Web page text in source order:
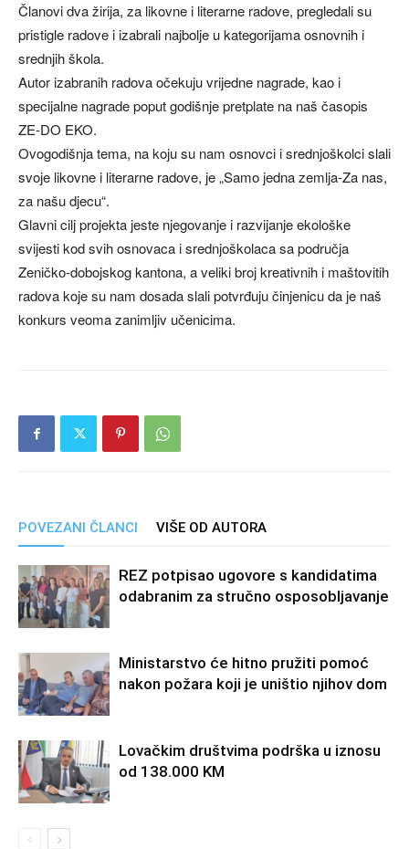
Članovi dva žirija, za likovne i literarne radove, pregledali su
pristigle radove i izabrali najbolje u kategorijama osnovnih i
srednjih škola.
Autor izabranih radova očekuju vrijedne nagrade, kao i
specijalne nagrade poput godišnje pretplate na naš časopis
ZE-DO EKO.
Ovogodišnja tema, na koju su nam osnovci i srednjoškolci slali
svoje likovne i literarne radove, je „Samo jedna zemlja-Za nas,
za našu djecu“.
Glavni cilj projekta jeste njegovanje i razvijanje ekološke
svijesti kod svih osnovaca i srednjoškolaca sa područja
Zeničko-dobojskog kantona, a veliki broj kreativnih i maštovitih
radova koje su nam dosada slali potvrđuju činjenicu da je naš
konkurs veoma zanimljiv učenicima.
POVEZANI ČLANCI VIŠE OD AUTORA
REZ potpisao ugovore s kandidatima
odabranim za stručno osposobljavanje
Ministarstvo će hitno pružiti pomoć
nakon požara koji je uništio njihov dom
Lovačkim društvima podrška u iznosu
od 138.000 KM